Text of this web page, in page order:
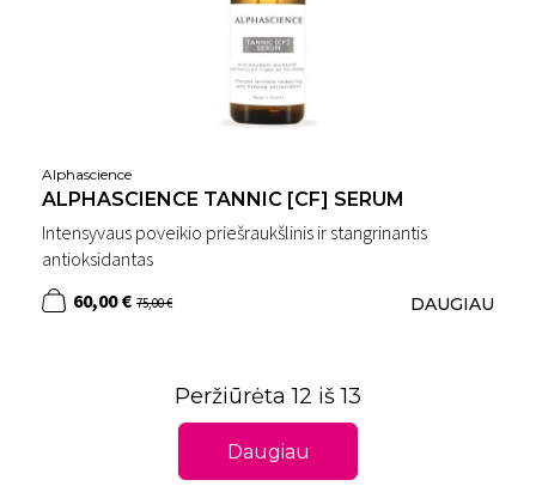
Alphascience
ALPHASCIENCE TANNIC [CF] SERUM
Intensyvaus poveikio priešraukšlinis ir stangrinantis
antioksidantas
60,00 € 75,00 € DAUGIAU
Peržiūrėta 12 iš 13
Daugiau